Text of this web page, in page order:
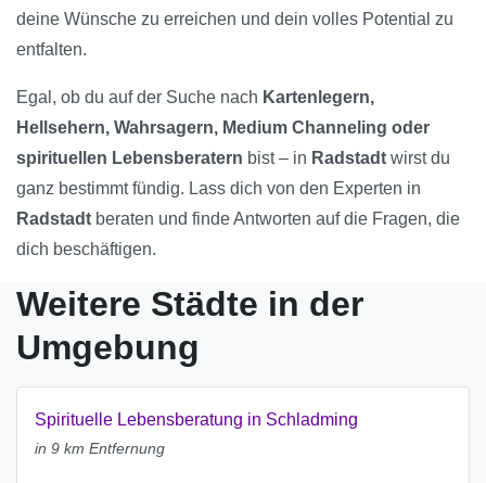
deine Wünsche zu erreichen und dein volles Potential zu
entfalten.
Egal, ob du auf der Suche nach Kartenlegern,
Hellsehern, Wahrsagern, Medium Channeling oder
spirituellen Lebensberatern bist – in Radstadt wirst du
ganz bestimmt fündig. Lass dich von den Experten in
Radstadt beraten und finde Antworten auf die Fragen, die
dich beschäftigen.
Weitere Städte in der
Umgebung
Spirituelle Lebensberatung in Schladming
in 9 km Entfernung